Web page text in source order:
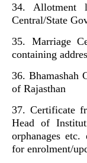
34. Allotment
Central/State
35. Marriage
containing
36. Bhamashah
of Rajasthan
37. Certificate
Head of
orphanages
for enrolment/